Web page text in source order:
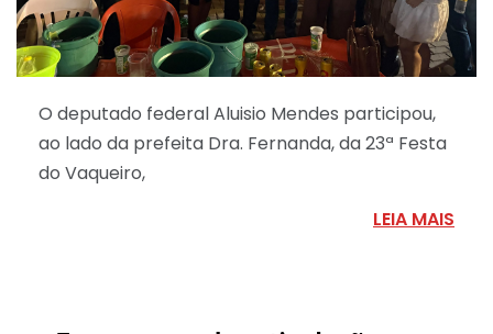
O deputado federal Aluisio Mendes participou,
ao lado da prefeita Dra. Fernanda, da 23ª Festa
do Vaqueiro,
LEIA MAIS